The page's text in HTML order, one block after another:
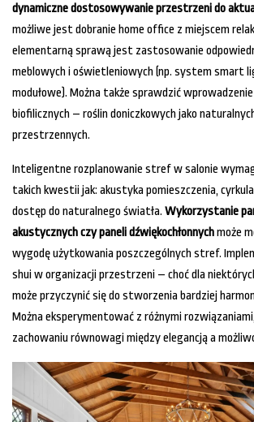
dynamiczne dostosowywanie przestrzeni do
możliwe jest dobranie home office z miejscem
elementarną sprawą jest zastosowanie
meblowych i oświetleniowych (np. system smart
modułowe). Można także sprawdzić
biofilicznych – roślin doniczkowych jako
przestrzennych.
Inteligentne rozplanowanie stref w salonie
takich kwestii jak: akustyka pomieszczenia,
dostęp do naturalnego światła. Wykorzystanie
akustycznych czy paneli dźwiękochłonnychmoże
wygodę użytkowania poszczególnych stref.
shui w organizacji przestrzeni – choć dla
może przyczynić się do stworzenia bardziej
Można eksperymentować z różnymi
zachowaniu równowagi między elegancją a